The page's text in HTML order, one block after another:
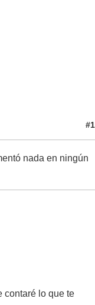
#1
nada en ningún
contaré lo que te